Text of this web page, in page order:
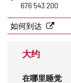
址
676 543 200
如何到达
大约
在哪里睡觉